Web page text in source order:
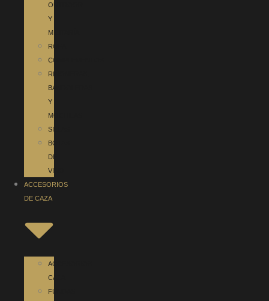
OUTDOOR
Y
MILITARÍA
ROPA
COMPLEMENTOS
RIÑONERAS,
BANDOLERAS
Y
MOCHILAS
SILLAS
BOTAS
DE
VINO
ACCESORIOS
DE CAZA
ACCESORIOS
CAZA
FUNDAS